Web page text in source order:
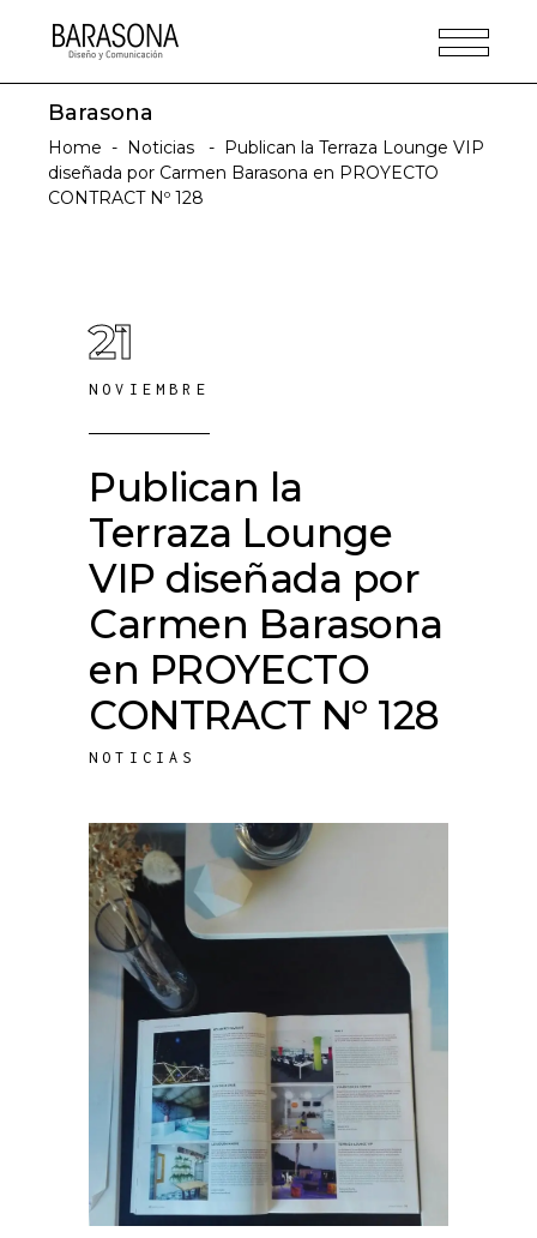
Barasona
Home - Noticias - Publican la Terraza Lounge VIP
diseñada por Carmen Barasona en PROYECTO
CONTRACT Nº 128
21
NOVIEMBRE
Publican la
Terraza Lounge
VIP diseñada por
Carmen Barasona
en PROYECTO
CONTRACT Nº 128
NOTICIAS